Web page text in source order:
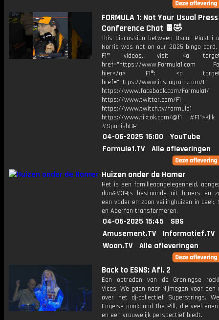
FORMULA 1: Not Your Usual Press
Conference Chat 🍫🤣
This discussion between Oscar Piastri
Norris was not on our 2025 bingo card.
F1® videos, visit <a
href="https://www.Formula1.com
hier</a> F1®: <a
href="https://www.instagram.com/F1
https://www.facebook.com/Formula1/
https://www.twitter.com/F1
https://www.twitch.tv/formula1
https://www.tiktok.com/@f1
#SpanishGP
04-06-2025 16:00
YouTube
Formule1.TV
Alle afleveringen
Huizen onder de Hamer
Het is een familieaangelegenheid,
duo&#39;s bestaande uit broers en
een vader en zoon veilinghuizen in Leek,
en Aberfan transformeren.
04-06-2025 15:45
SBS
Amusement.TV
Informatief.TV
Woon.TV
Alle afleveringen
Back to ESNS: Afl. 2
Een optreden van de Groningse
Vices. We gaan naar Nijmegen voor een
over het dj-collectief Superstrings.
Engelse punkband The Pill, die veel
en een vrouwelijk perspectief biedt.